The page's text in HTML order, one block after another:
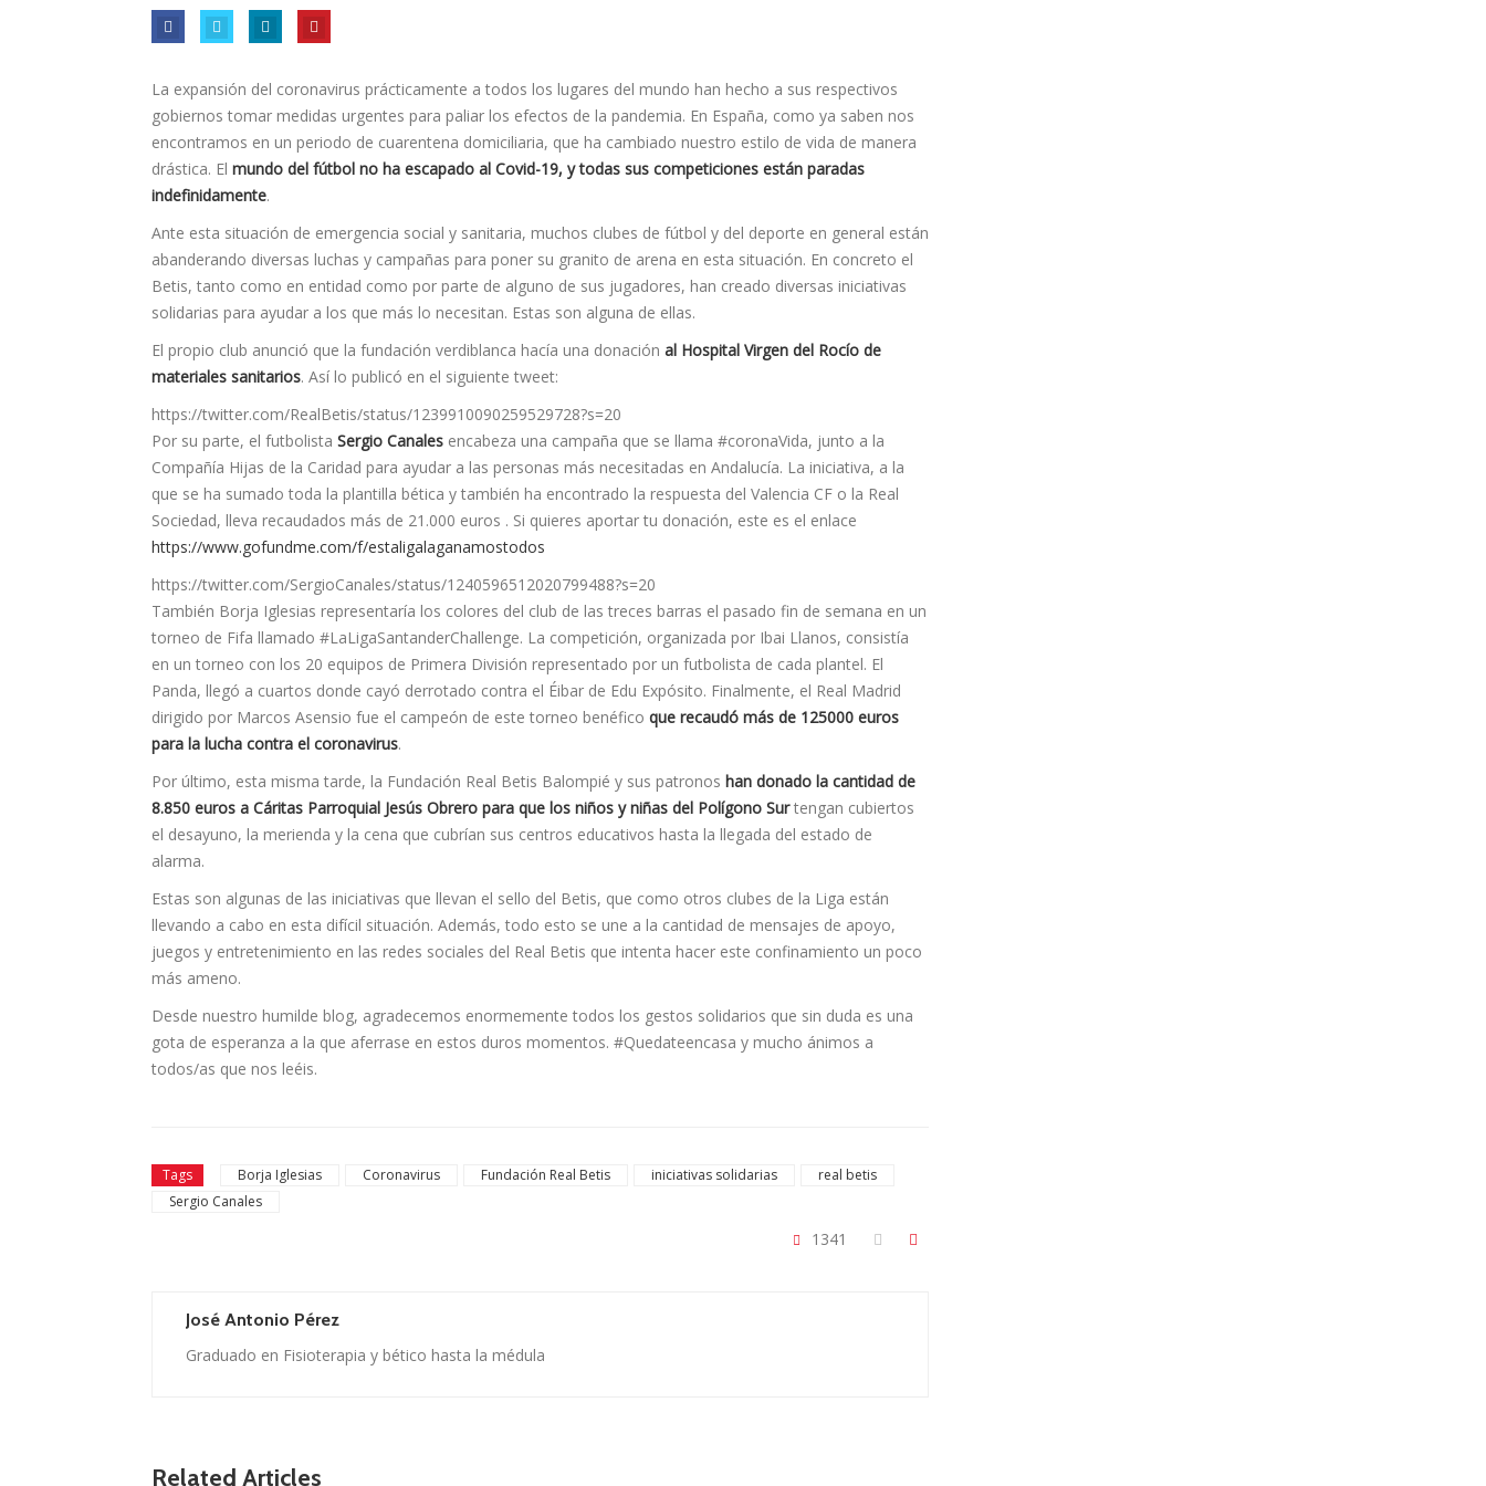
La expansión del coronavirus prácticamente a todos los lugares del mundo han hecho a sus respectivos
gobiernos tomar medidas urgentes para paliar los efectos de la pandemia. En España, como ya saben nos
encontramos en un periodo de cuarentena domiciliaria, que ha cambiado nuestro estilo de vida de manera
drástica. El mundo del fútbol no ha escapado al Covid-19, y todas sus competiciones están paradas
indefinidamente.
Ante esta situación de emergencia social y sanitaria, muchos clubes de fútbol y del deporte en general están
abanderando diversas luchas y campañas para poner su granito de arena en esta situación. En concreto el
Betis, tanto como en entidad como por parte de alguno de sus jugadores, han creado diversas iniciativas
solidarias para ayudar a los que más lo necesitan. Estas son alguna de ellas.
El propio club anunció que la fundación verdiblanca hacía una donación al Hospital Virgen del Rocío de
materiales sanitarios. Así lo publicó en el siguiente tweet:
https://twitter.com/RealBetis/status/1239910090259529728?s=20
Por su parte, el futbolista Sergio Canales encabeza una campaña que se llama #coronaVida, junto a la
Compañía Hijas de la Caridad para ayudar a las personas más necesitadas en Andalucía. La iniciativa, a la
que se ha sumado toda la plantilla bética y también ha encontrado la respuesta del Valencia CF o la Real
Sociedad, lleva recaudados más de 21.000 euros . Si quieres aportar tu donación, este es el enlace
https://www.gofundme.com/f/estaligalaganamostodos
https://twitter.com/SergioCanales/status/1240596512020799488?s=20
También Borja Iglesias representaría los colores del club de las treces barras el pasado fin de semana en un
torneo de Fifa llamado #LaLigaSantanderChallenge. La competición, organizada por Ibai Llanos, consistía
en un torneo con los 20 equipos de Primera División representado por un futbolista de cada plantel. El
Panda, llegó a cuartos donde cayó derrotado contra el Éibar de Edu Expósito. Finalmente, el Real Madrid
dirigido por Marcos Asensio fue el campeón de este torneo benéfico que recaudó más de 125000 euros
para la lucha contra el coronavirus.
Por último, esta misma tarde, la Fundación Real Betis Balompié y sus patronos han donado la cantidad de
8.850 euros a Cáritas Parroquial Jesús Obrero para que los niños y niñas del Polígono Surtengan cubiertos
el desayuno, la merienda y la cena que cubrían sus centros educativos hasta la llegada del estado de
alarma.
Estas son algunas de las iniciativas que llevan el sello del Betis, que como otros clubes de la Liga están
llevando a cabo en esta difícil situación. Además, todo esto se une a la cantidad de mensajes de apoyo,
juegos y entretenimiento en las redes sociales del Real Betis que intenta hacer este confinamiento un poco
más ameno.
Desde nuestro humilde blog, agradecemos enormemente todos los gestos solidarios que sin duda es una
gota de esperanza a la que aferrase en estos duros momentos. #Quedateencasa y mucho ánimos a
todos/as que nos leéis.
Tags Borja Iglesias Coronavirus Fundación Real Betis iniciativas solidarias
real betis
Sergio Canales
1341
José Antonio Pérez
Graduado en Fisioterapia y bético hasta la médula
Related Articles